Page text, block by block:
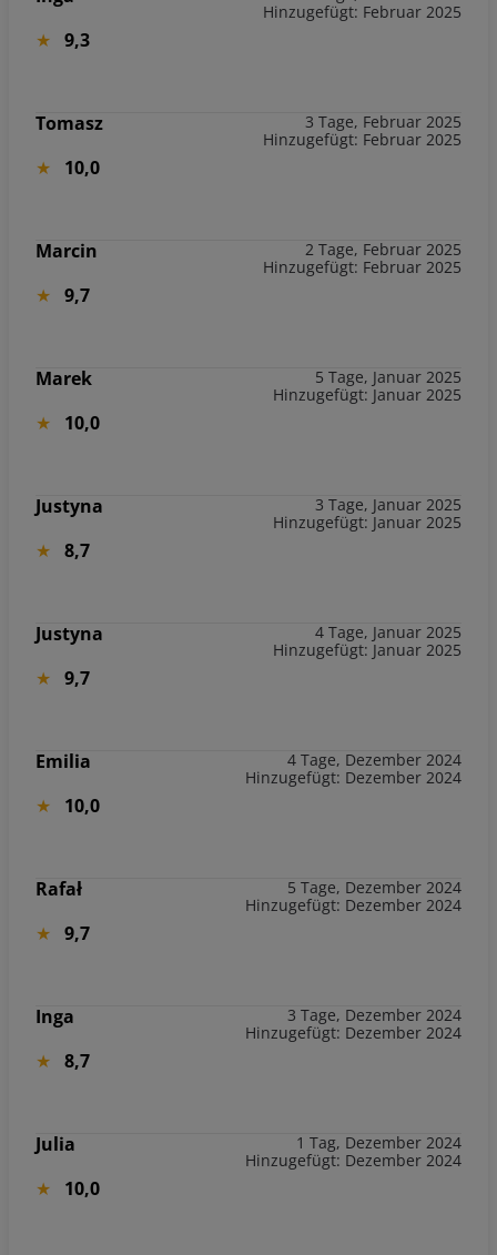
Hinzugefügt: Februar 2025
9,3
Tomasz
3 Tage, Februar 2025
Hinzugefügt: Februar 2025
10,0
Marcin
2 Tage, Februar 2025
Hinzugefügt: Februar 2025
9,7
Marek
5 Tage, Januar 2025
Hinzugefügt: Januar 2025
10,0
Justyna
3 Tage, Januar 2025
Hinzugefügt: Januar 2025
8,7
Justyna
4 Tage, Januar 2025
Hinzugefügt: Januar 2025
9,7
Emilia
4 Tage, Dezember 2024
Hinzugefügt: Dezember 2024
10,0
Rafał
5 Tage, Dezember 2024
Hinzugefügt: Dezember 2024
9,7
Inga
3 Tage, Dezember 2024
Hinzugefügt: Dezember 2024
8,7
Julia
1 Tag, Dezember 2024
Hinzugefügt: Dezember 2024
10,0